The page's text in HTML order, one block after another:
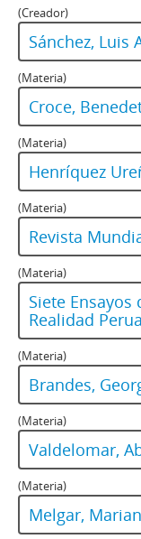
(Creador)
Sánchez, Luis
(Materia)
Croce,
(Materia)
Henríquez
(Materia)
Revista
(Materia)
Siete
Realidad
(Materia)
Brandes,
(Materia)
Valdelomar,
(Materia)
Melgar,